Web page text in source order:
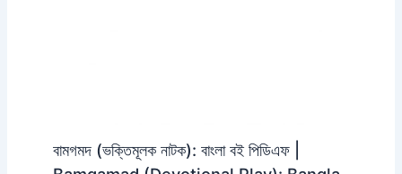
বামগমদ (ভক্তিমূলক নাটক): বাংলা বই পিডিএফ |